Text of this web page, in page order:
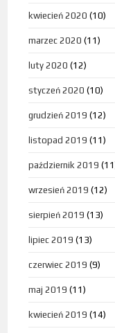
kwiecień 2020 (10)
marzec 2020 (11)
luty 2020 (12)
styczeń 2020 (10)
grudzień 2019 (12)
listopad 2019 (11)
październik 2019
wrzesień 2019 (12)
sierpień 2019 (13)
lipiec 2019 (13)
czerwiec 2019 (9)
maj 2019 (11)
kwiecień 2019 (14)